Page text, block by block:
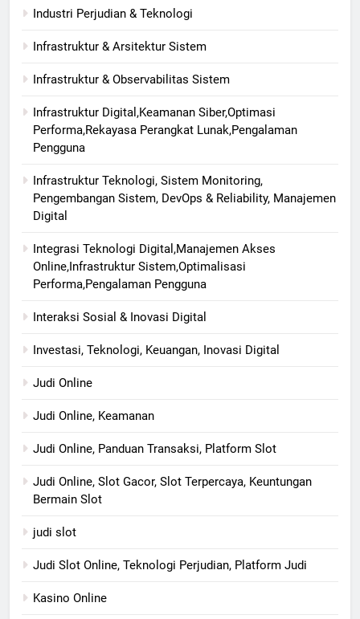
Industri Perjudian & Teknologi
Infrastruktur & Arsitektur Sistem
Infrastruktur & Observabilitas Sistem
Infrastruktur Digital,Keamanan Siber,Optimasi
Performa,Rekayasa Perangkat Lunak,Pengalaman
Pengguna
Infrastruktur Teknologi, Sistem Monitoring,
Pengembangan Sistem, DevOps & Reliability, Manajemen
Digital
Integrasi Teknologi Digital,Manajemen Akses
Online,Infrastruktur Sistem,Optimalisasi
Performa,Pengalaman Pengguna
Interaksi Sosial & Inovasi Digital
Investasi, Teknologi, Keuangan, Inovasi Digital
Judi Online
Judi Online, Keamanan
Judi Online, Panduan Transaksi, Platform Slot
Judi Online, Slot Gacor, Slot Terpercaya, Keuntungan
Bermain Slot
judi slot
Judi Slot Online, Teknologi Perjudian, Platform Judi
Kasino Online